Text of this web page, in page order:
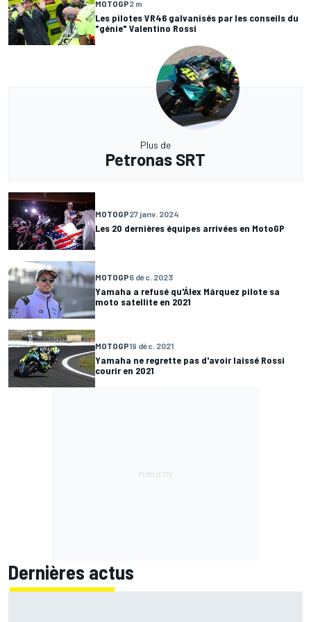
MOTOGP2 m
Les pilotes VR46 galvanisés par les conseils du
"génie" Valentino Rossi
Plus de
Petronas SRT
MOTOGP27 janv. 2024
Les 20 dernières équipes arrivées en MotoGP
MOTOGP6 déc. 2023
Yamaha a refusé qu'Álex Márquez pilote sa
moto satellite en 2021
MOTOGP19 déc. 2021
Yamaha ne regrette pas d'avoir laissé Rossi
courir en 2021
Dernières actus